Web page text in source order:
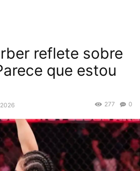
reflete sobre
que estou
0
277